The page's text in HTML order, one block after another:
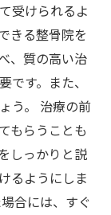
受けられるよ
きる整骨院を
、質の高い治
す。また、
う。 治療の前
もらうことも
しっかりと説
るようにしま
合には、すぐ